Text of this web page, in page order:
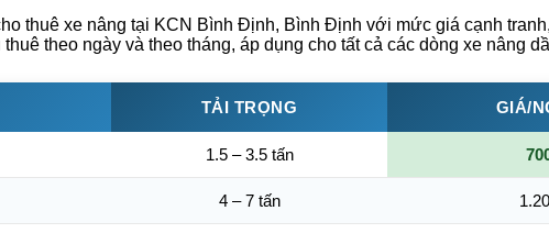
thuê xe nâng tại KCN Bình Định, Bình Định với mức giá cạnh
theo ngày và theo tháng, áp dụng cho tất cả các dòng xe nâng
TẢI TRỌNG GIÁ/
1.5 – 3.5 tấn
4 – 7 tấn